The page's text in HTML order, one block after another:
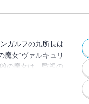
ガルフの九所長は
女“ヴァルキュリ
の魔女は、監視の
子たちは逃げる